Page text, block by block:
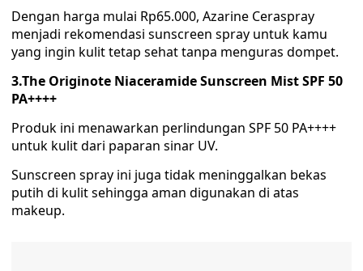
Dengan harga mulai Rp65.000, Azarine Ceraspray
menjadi rekomendasi sunscreen spray untuk kamu
yang ingin kulit tetap sehat tanpa menguras dompet.
3.The Originote Niaceramide Sunscreen Mist SPF 50
PA++++
Produk ini menawarkan perlindungan SPF 50 PA++++
untuk kulit dari paparan sinar UV.
Sunscreen spray ini juga tidak meninggalkan bekas
putih di kulit sehingga aman digunakan di atas
makeup.